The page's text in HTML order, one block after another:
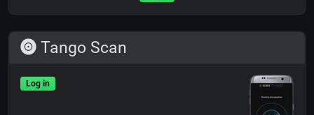
Tango Scan
Log in